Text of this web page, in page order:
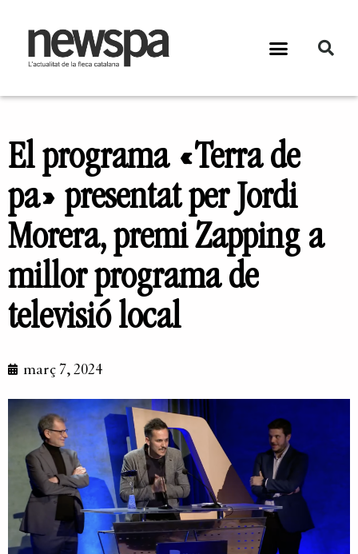
El programa «Terra de
pa» presentat per Jordi
Morera, premi Zapping a
millor programa de
televisió local
març 7, 2024